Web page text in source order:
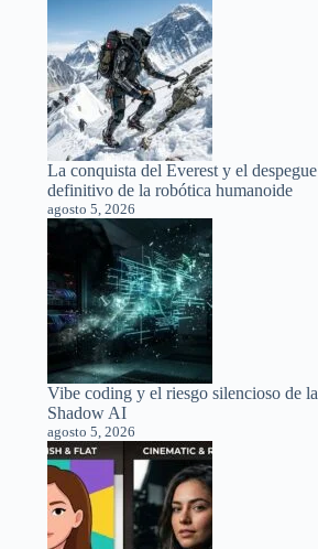
La conquista del Everest y el despegue
definitivo de la robótica humanoide
agosto 5, 2026
Vibe coding y el riesgo silencioso de la
Shadow AI
agosto 5, 2026